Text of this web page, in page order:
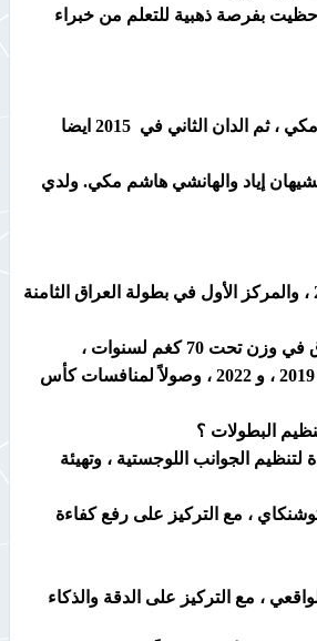
بفرصة ذهبية للتعلم من خبراء
المدرب رياض الفتال : نلت الدان الأول عام 2013 في بطولة الشرق الأوسط بإشراف الهانشي هاشم مكي ، ثم الدان الثاني في 2015 ايضا
مشترك من الشيهان إياد والهانشي هاشم مكي. ولدي
المدرب رياض الفتال : محلياً ، أعتز بحصولي على المركز الأول في بطولة العراق للـ MMA عام 2013 ، والمركز الأول في بطولة العراق الثامنة
70 كغم لسنوات ،
وحققت المركز الأول في بطولة الشرق الأوسط بإيران عام 2017 ، والمركز الثالث في أعوام 2015 ، 2019 ، و 2022 ، وصولاً لمنافسات كأس
البطولات ؟
الجوانب اللوجستية ، وتهيئة
، مع التركيز على رفع كفاءة
، مع التركيز على الدقة والذكاء